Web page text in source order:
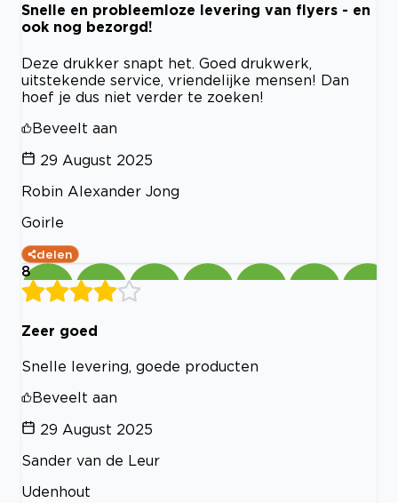
Snelle en probleemloze levering van flyers - en
ook nog bezorgd!
Deze drukker snapt het. Goed drukwerk,
uitstekende service, vriendelijke mensen! Dan
hoef je dus niet verder te zoeken!
Beveelt aan
29 August 2025
Robin Alexander Jong
Goirle
delen
8
Zeer goed
Snelle levering, goede producten
Beveelt aan
29 August 2025
Sander van de Leur
Udenhout